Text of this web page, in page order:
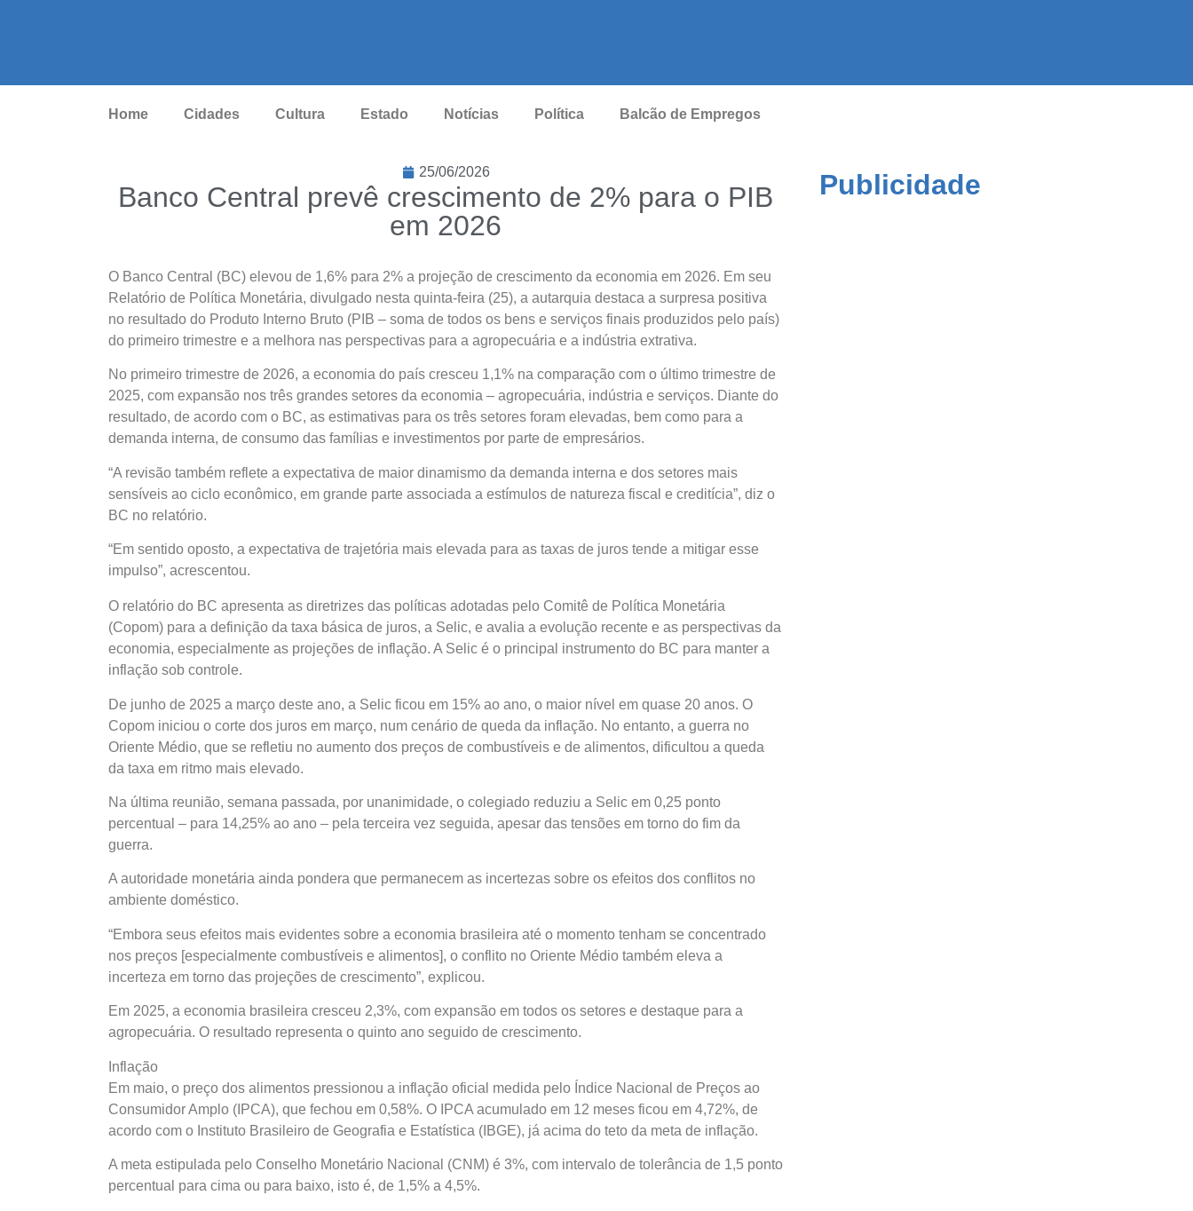
Home Cidades Cultura Estado Notícias Política Balcão de Empregos
25/06/2026
Banco Central prevê crescimento de 2% para o PIB
em 2026
O Banco Central (BC) elevou de 1,6% para 2% a projeção de crescimento da economia em 2026. Em seu
Relatório de Política Monetária, divulgado nesta quinta-feira (25), a autarquia destaca a surpresa positiva
no resultado do Produto Interno Bruto (PIB – soma de todos os bens e serviços finais produzidos pelo país)
do primeiro trimestre e a melhora nas perspectivas para a agropecuária e a indústria extrativa.
No primeiro trimestre de 2026, a economia do país cresceu ​1,1% na comparação com o último trimestre de
2025, com expansão nos três grandes setores da economia – agropecuária, indústria e serviços. Diante do
resultado, de acordo com o BC, as estimativas para os três setores foram elevadas, bem como para a
demanda interna, de consumo das famílias e investimentos por parte de empresários.
“A revisão também reflete a expectativa de maior dinamismo da demanda interna e dos setores mais
sensíveis ao ciclo econômico, em grande parte associada a estímulos de natureza fiscal e creditícia”, diz o
BC no relatório.
“Em sentido oposto, a expectativa de trajetória mais elevada para as taxas de juros tende a mitigar esse
impulso”, acrescentou.
O relatório do BC apresenta as diretrizes das políticas adotadas pelo Comitê de Política Monetária
(Copom) para a definição da taxa básica de juros, a Selic, e avalia a evolução recente e as perspectivas da
economia, especialmente as projeções de inflação. A Selic é o principal instrumento do BC para manter a
inflação sob controle.
De junho de 2025 a março deste ano, a Selic ficou em 15% ao ano, o maior nível em quase 20 anos. O
Copom iniciou o corte dos juros em março, num cenário de queda da inflação. No entanto, a guerra no
Oriente Médio, que se refletiu no aumento dos preços de combustíveis e de alimentos, dificultou a queda
da taxa em ritmo mais elevado.
Na última reunião, semana passada, por unanimidade, o colegiado reduziu a Selic em 0,25 ponto
percentual – para 14,25% ao ano – pela terceira vez seguida, apesar das tensões em torno do fim da
guerra.
A autoridade monetária ainda pondera que permanecem as incertezas sobre os efeitos dos conflitos no
ambiente doméstico.
“Embora seus efeitos mais evidentes sobre a economia brasileira até o momento tenham se concentrado
nos preços [especialmente combustíveis e alimentos], o conflito no Oriente Médio também eleva a
incerteza em torno das projeções de crescimento”, explicou.
Em 2025, a economia brasileira cresceu 2,3%, com expansão em todos os setores e destaque para a
agropecuária. O resultado representa o quinto ano seguido de crescimento.
Inflação
Em maio, o preço dos alimentos pressionou a inflação oficial medida pelo Índice Nacional de Preços ao
Consumidor Amplo (IPCA), que fechou em 0,58%. O IPCA acumulado em 12 meses ficou em 4,72%, de
acordo com o Instituto Brasileiro de Geografia e Estatística (IBGE), já acima do teto da meta de inflação.
A meta estipulada pelo Conselho Monetário Nacional (CNM) é 3%, com intervalo de tolerância de 1,5 ponto
percentual para cima ou para baixo, isto é, de 1,5% a 4,5%.
Publicidade